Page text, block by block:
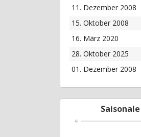
11. Dezember 2008
15. Oktober 2008
16. März 2020
28. Oktober 2025
01. Dezember 2008
4